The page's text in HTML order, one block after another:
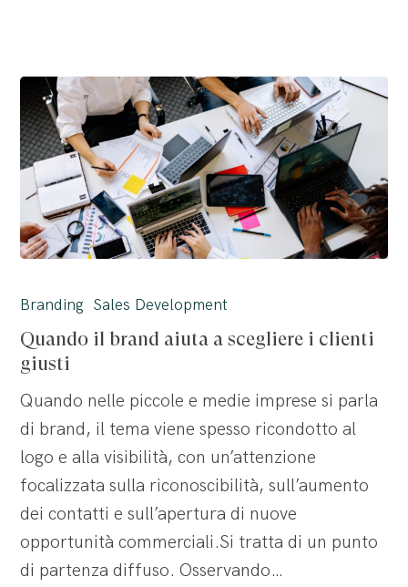
il
brand
aiuta
scegliere
i
clienti
giusti
Branding Sales Development
Quando il brand aiuta a scegliere i clienti
giusti
Quando nelle piccole e medie imprese si parla
di brand, il tema viene spesso ricondotto al
logo e alla visibilità, con un’attenzione
focalizzata sulla riconoscibilità, sull’aumento
dei contatti e sull’apertura di nuove
opportunità commerciali.Si tratta di un punto
di partenza diffuso. Osservando…